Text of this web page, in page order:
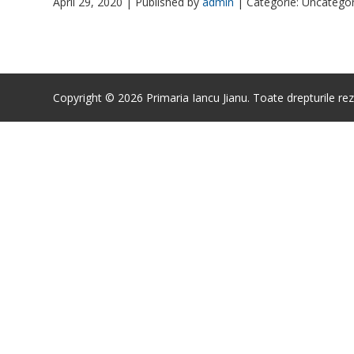
Copyright © 2026 Primaria Iancu Jianu. Toate drepturile